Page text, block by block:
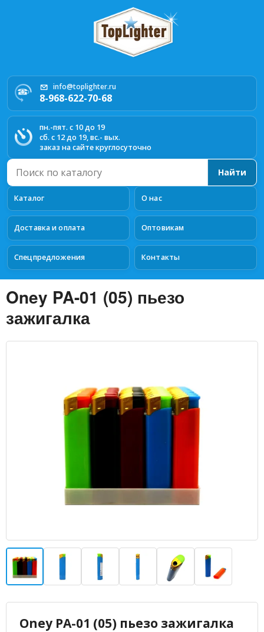
info@toplighter.ru
8-968-622-70-68
пн.-пят. с 10 до 19
сб. с 12 до 19, вс.- вых.
заказ на сайте круглосуточно
Каталог О нас
Доставка и оплата Оптовикам
Спецпредложения Контакты
Поиск
по
каталогу
Найти
Oney PA-01 (05) пьезо
зажигалка
Oney PA-01 (05) пьезо зажигалка